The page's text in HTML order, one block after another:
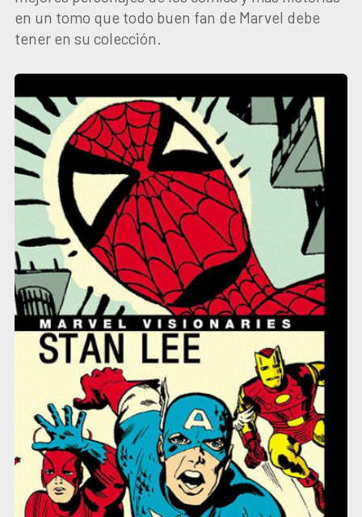
en un tomo que todo buen fan de Marvel debe
tener en su colección.